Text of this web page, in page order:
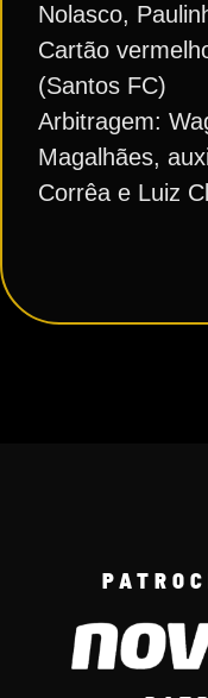
Nolasco,
Cartão
(Santos FC)
Arbitragem:
Magalhães,
Corrêa e Luiz